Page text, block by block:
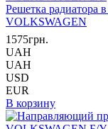
Решетка радиатора
VOLKSWAGEN
1575грн.
UAH
UAH
USD
EUR
В корзину